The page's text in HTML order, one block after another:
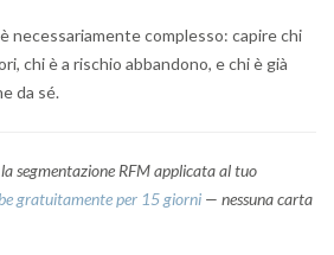
necessariamente complesso: capire chi
chi è a rischio abbandono, e chi è già
da sé.
segmentazione RFM applicata al tuo
gratuitamente per 15 giorni — nessuna carta